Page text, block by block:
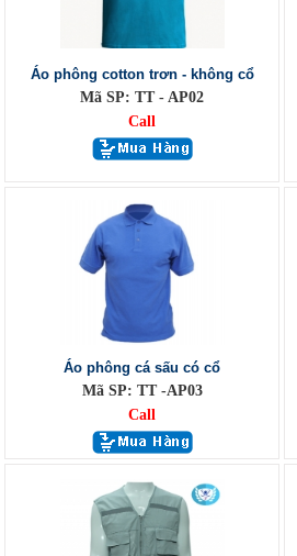
Áo phông cotton trơn - không cổ
Mã SP: TT - AP02
Call
Áo phông cá sấu có cổ
Mã SP: TT -AP03
Call